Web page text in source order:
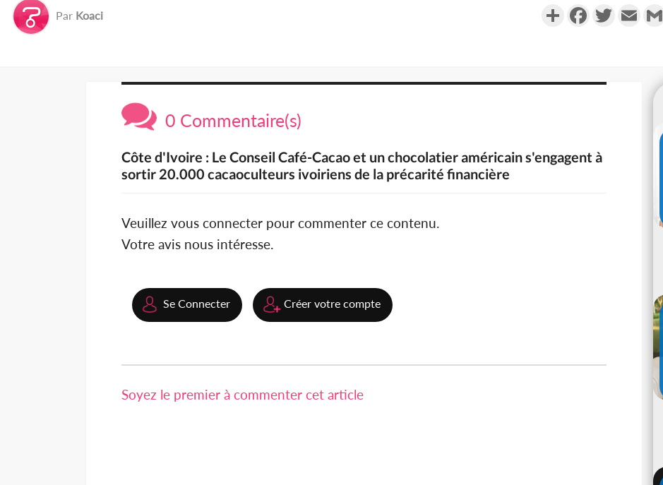
Par Koaci PartagerFacebookTwitterEmail
0 Commentaire(s)
Côte d'Ivoire : Le Conseil Café-Cacao et un chocolatier américain s'engagent à
sortir 20.000 cacaoculteurs ivoiriens de la précarité financière
Veuillez vous connecter pour commenter ce contenu.
Votre avis nous intéresse.
Se Connecter Créer votre compte
Soyez le premier à commenter cet article